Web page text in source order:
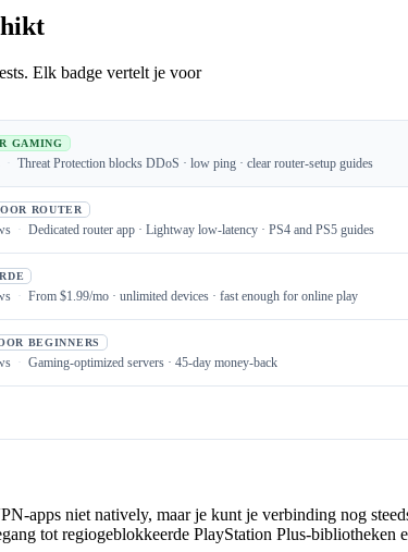
Elk badge vertelt je voor
GAMING
Threat Protection blocks DDoS · low ping · clear router-setup guides
ROUTER
Dedicated router app · Lightway low-latency · PS4 and PS5 guides
From $1.99/mo · unlimited devices · fast enough for online play
BEGINNERS
Gaming-optimized servers · 45-day money-back
apps niet natively, maar je kunt je verbinding nog
tot regiogeblokkeerde PlayStation Plus-bibliotheken